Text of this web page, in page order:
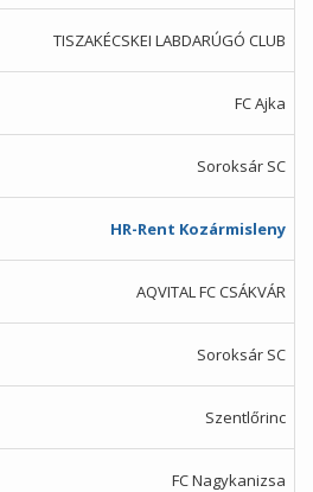
TISZAKÉCSKEI LABDARÚGÓ CLUB
FC Ajka
Soroksár SC
HR-Rent Kozármisleny
AQVITAL FC CSÁKVÁR
Soroksár SC
Szentlőrinc
FC Nagykanizsa